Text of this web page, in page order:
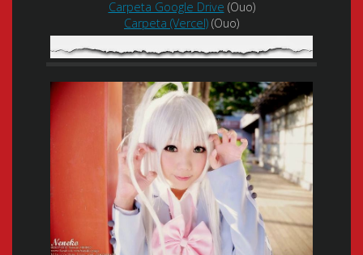
Carpeta Google Drive (Ouo)
Carpeta (Vercel) (Ouo)